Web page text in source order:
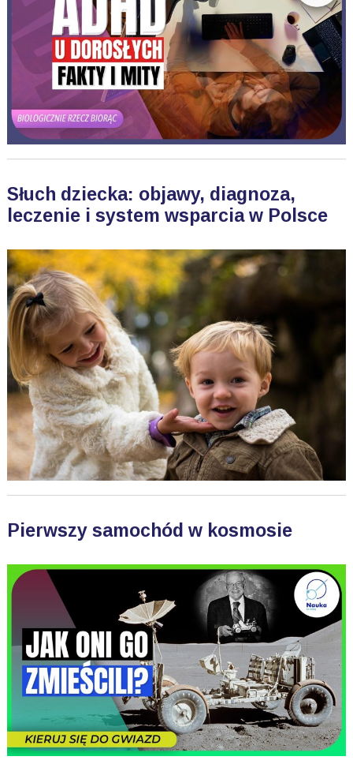
Słuch dziecka: objawy, diagnoza,
leczenie i system wsparcia w Polsce
Pierwszy samochód w kosmosie